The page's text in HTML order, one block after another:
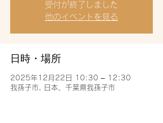
受付が終了しました
他のイベントを見る
日時・場所
2025年12月22日 10:30 – 12:30
我孫子市, 日本、千葉県我孫子市